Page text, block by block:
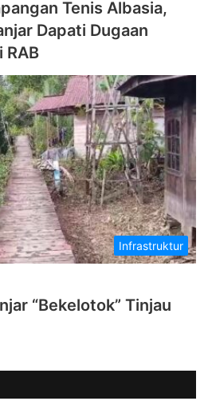
Tenis Albasia,
Dapati Dugaan
RAB
Infrastruktur
“Bekelotok” Tinjau